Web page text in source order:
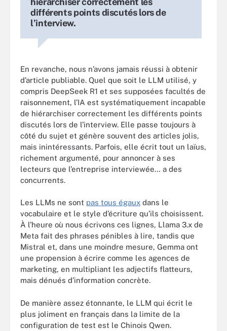
différents points discutés lors de
l’interview.
En revanche, nous n’avons jamais réussi à obtenir
d’article publiable. Quel que soit le LLM utilisé, y
compris DeepSeek R1 et ses supposées facultés de
raisonnement, l’IA est systématiquement incapable
de hiérarchiser correctement les différents points
discutés lors de l’interview. Elle passe toujours à
côté du sujet et génère souvent des articles jolis,
mais inintéressants. Parfois, elle écrit tout un laïus,
richement argumenté, pour annoncer à ses
lecteurs que l’entreprise interviewée… a des
concurrents.
Les LLMs ne sont pas tous égaux dans le
vocabulaire et le style d’écriture qu’ils choisissent.
À l’heure où nous écrivons ces lignes, Llama 3.x de
Meta fait des phrases pénibles à lire, tandis que
Mistral et, dans une moindre mesure, Gemma ont
une propension à écrire comme les agences de
marketing, en multipliant les adjectifs flatteurs,
mais dénués d’information concrète.
De manière assez étonnante, le LLM qui écrit le
plus joliment en français dans la limite de la
configuration de test est le Chinois Qwen.